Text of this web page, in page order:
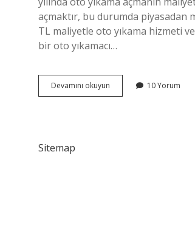
açmaktır, bu durumda piyasadan
TL maliyetle oto yıkama hizmeti
bir oto yıkamacı…
Devamını okuyun
Yıkama
10 Yorum
Sitemap